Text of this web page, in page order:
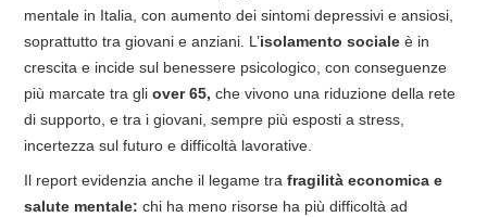
mentale in Italia, con aumento dei sintomi depressivi e ansiosi,
soprattutto tra giovani e anziani. L’isolamento sociale è in
crescita e incide sul benessere psicologico, con conseguenze
più marcate tra gli over 65, che vivono una riduzione della rete
di supporto, e tra i giovani, sempre più esposti a stress,
incertezza sul futuro e difficoltà lavorative.
Il report evidenzia anche il legame tra fragilità economica e
salute mentale: chi ha meno risorse ha più difficoltà ad